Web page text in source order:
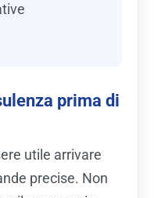
prima di
utile arrivare
precise. Non